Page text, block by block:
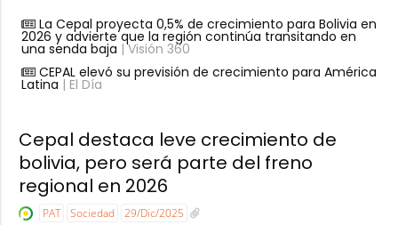
La Cepal proyecta 0,5% de crecimiento para Bolivia en
2026 y advierte que la región continúa transitando en
una senda baja | Visión 360
CEPAL elevó su previsión de crecimiento para América
Latina | El Día
Cepal destaca leve crecimiento de
bolivia, pero será parte del freno
regional en 2026
PAT Sociedad 29/Dic/2025